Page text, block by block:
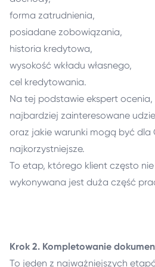
forma zatrudnienia,
posiadane zobowiązania,
historia kredytowa,
wysokość wkładu własnego,
cel kredytowania.
Na tej podstawie ekspert
najbardziej zainteresowane
oraz jakie warunki mogą być dla
najkorzystniejsze.
To etap, którego klient często
wykonywana jest duża część
Krok 2. Kompletowanie
To jeden z najważniejszych